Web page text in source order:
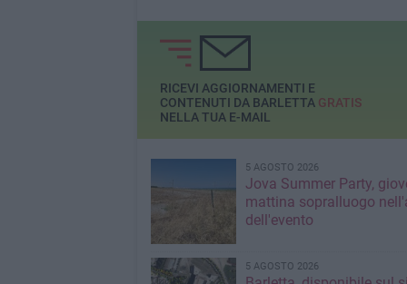
RICEVI AGGIORNAMENTI E
CONTENUTI DA BARLETTA GRATIS
NELLA TUA E-MAIL
5 AGOSTO 2026
Jova Summer Party,
mattina sopralluogo
dell'evento
5 AGOSTO 2026